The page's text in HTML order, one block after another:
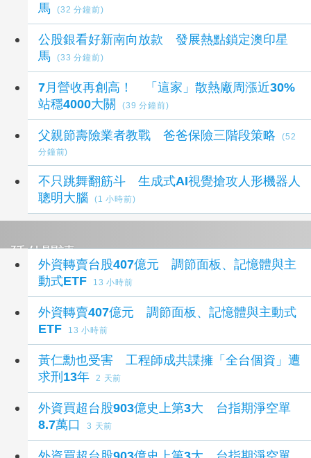
馬
(32 分鐘前)
公股銀看好新南向放款 發展熱點鎖定澳印星
馬
(33 分鐘前)
7月營收再創高！ 「這家」散熱廠周漲近30%
站穩4000大關
(39 分鐘前)
父親節壽險業者教戰 爸爸保險三階段策略
(52
分鐘前)
不只跳舞翻筋斗 生成式AI視覺搶攻人形機器人
聰明大腦
(1 小時前)
延伸閱讀
外資轉賣台股407億元 調節面板、記憶體與主
動式ETF
13 小時前
外資轉賣407億元 調節面板、記憶體與主動式
ETF
13 小時前
黃仁勳也受害 工程師成共諜擁「全台個資」遭
求刑13年
2 天前
外資買超台股903億史上第3大 台指期淨空單
8.7萬口
3 天前